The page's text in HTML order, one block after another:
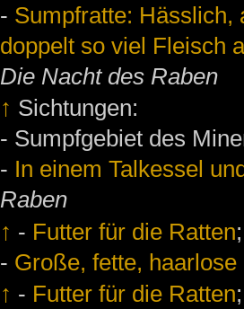
- Sumpfratte: Hässlich,
doppelt so viel Fleisch
Die Nacht des Raben
↑ Sichtungen:
- Sumpfgebiet des
- In einem Talkessel
Raben
↑ - Futter für die Ratten
- Große, fette, haarlose
↑ - Futter für die Ratten